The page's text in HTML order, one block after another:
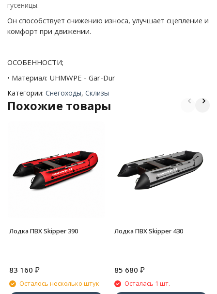
гусеницы.
Он способствует снижению износа, улучшает сцепление и
комфорт при движении.
ОСОБЕННОСТИ;
• Материал: UHMWPE - Gar-Dur
Категории: Снегоходы, Склизы
Похожие товары
Лодка ПВХ Skipper 390
83 160 ₽
Осталось несколько штук
Лодка ПВХ Skipper 430
85 680 ₽
Осталась 1 шт.